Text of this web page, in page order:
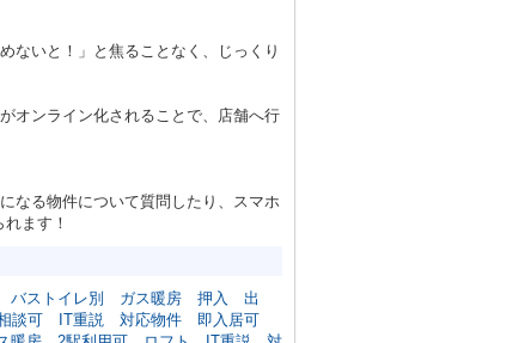
ないと！」と焦ることなく、じっくり
オンライン化されることで、店舗へ行
なる物件について質問したり、スマホ
ます！
バストイレ別 ガス暖房 押入
出
談可 IT重説 対応物件
即入居可